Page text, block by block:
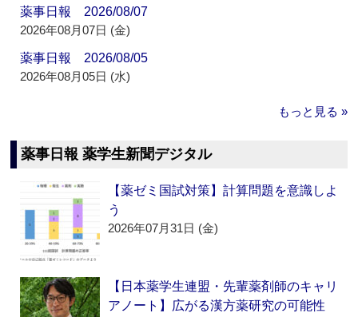
薬事日報 2026/08/07
2026年08月07日 (金)
薬事日報 2026/08/05
2026年08月05日 (水)
もっと見る »
薬事日報 薬学生新聞デジタル
【薬ゼミ国試対策】計算問題を意識しよ
う
2026年07月31日 (金)
【日本薬学生連盟・先輩薬剤師のキャリ
アノート】広がる漢方薬研究の可能性